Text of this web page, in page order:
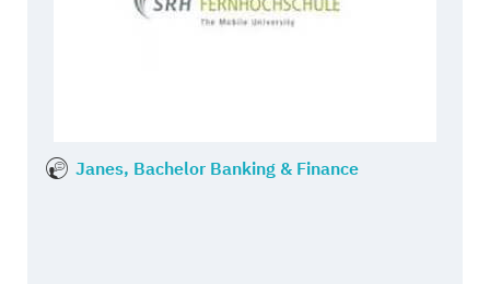
Janes, Bachelor Banking & Finance